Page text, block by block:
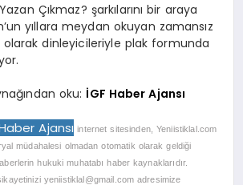
Çıkmaz? şarkılarını bir araya
yıllara meydan okuyan zamansız
olarak dinleyicileriyle plak formunda
oku: İGF Haber Ajansı
Ajansı internet sitesinden, Yeniistiklal.com
müdahalesi olmadan otomatik olarak geldiği
hukuki muhatabı haber kaynaklarıdır.
yeniistiklal@gmail.com adresimize